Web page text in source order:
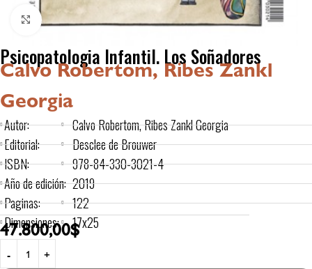
Click to enlarge
Psicopatologia Infantil. Los Soñadores
Calvo Robertom, Ribes Zankl
Georgia
Autor:
Editorial:
ISBN:
Año de edición:
Paginas:
Dimensiones:
Calvo Robertom, Ribes Zankl Georgia
Desclee de Brouwer
978-84-330-3021-4
2019
122
17x25
47.800,00$